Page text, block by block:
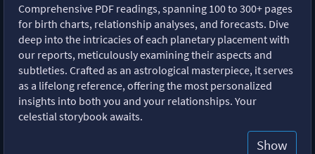
Comprehensive PDF readings, spanning 100 to 300+ pages
for birth charts, relationship analyses, and forecasts. Dive
deep into the intricacies of each planetary placement with
our reports, meticulously examining their aspects and
subtleties. Crafted as an astrological masterpiece, it serves
as a lifelong reference, offering the most personalized
insights into both you and your relationships. Your
celestial storybook awaits.
Show